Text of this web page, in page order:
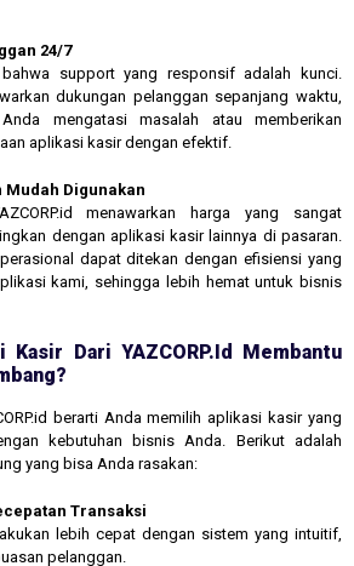
24/7
support yang responsif adalah kunci.
dukungan pelanggan sepanjang waktu,
mengatasi masalah atau memberikan
aplikasi kasir dengan efektif.
Mudah Digunakan
menawarkan harga yang sangat
dengan aplikasi kasir lainnya di pasaran.
dapat ditekan dengan efisiensi yang
kami, sehingga lebih hemat untuk bisnis
Kasir Dari YAZCORP.id Membantu
berarti Anda memilih aplikasi kasir yang
kebutuhan bisnis Anda. Berikut adalah
yang bisa Anda rasakan:
Transaksi
lebih cepat dengan sistem yang intuitif,
pelanggan.